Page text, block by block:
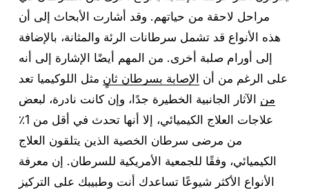
مراحل لاحقة من حياتهم. وقد أشارت الأبحاث إلى أن
هذه الأنواع قد تشمل سرطانات الرئة والمثانة، بالإضافة
إلى أورام صلبة أخرى. من المهم أيضًا الإشارة إلى أنه
على الرغم من أن الإصابة بسرطان ثانٍ مثل اللوكيميا تعد
من الآثار الجانبية الخطيرة جدًا، وإن كانت نادرة، لبعض
علاجات العلاج الكيميائي، إلا أنها تحدث في أقل من 1٪
من مرضى سرطان الخصية الذين يتلقون العلاج
الكيميائي، وفقًا للجمعية الأمريكية للسرطان. إن معرفة
الأنواع الأكثر شيوعًا تساعدك أنت وطبيبك على التركيز